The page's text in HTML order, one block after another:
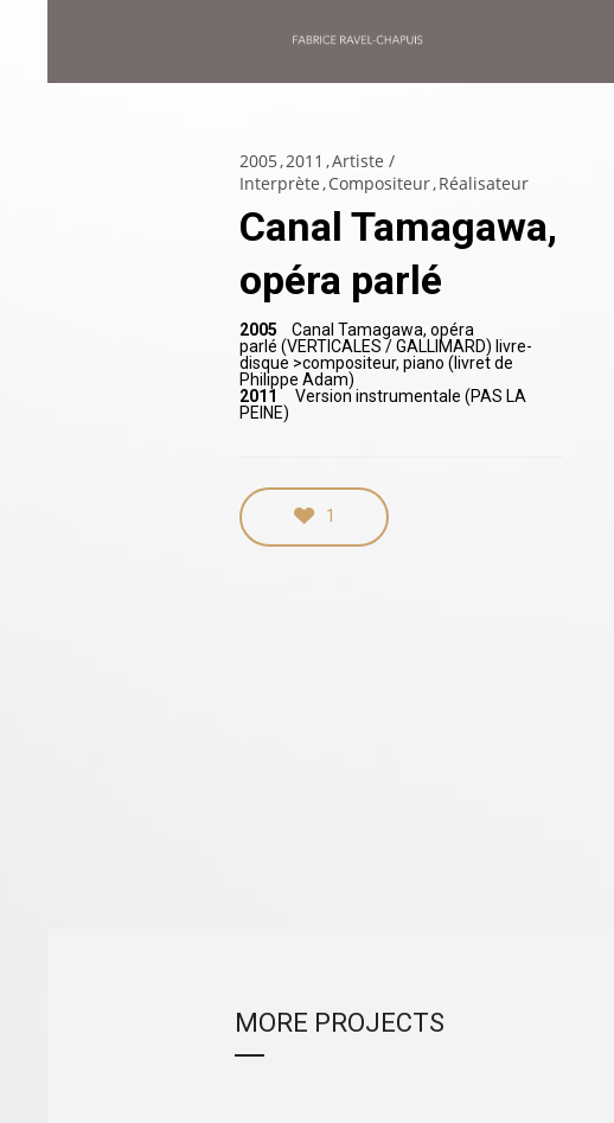
2005 2011 Artiste /
Interprète Compositeur Réalisateur
Canal Tamagawa,
opéra parlé
2005 Canal Tamagawa, opéra
parlé (VERTICALES / GALLIMARD) livre-
disque >compositeur, piano (livret de
Philippe Adam)
2011
Version instrumentale (PAS LA
PEINE)
1
MORE PROJECTS